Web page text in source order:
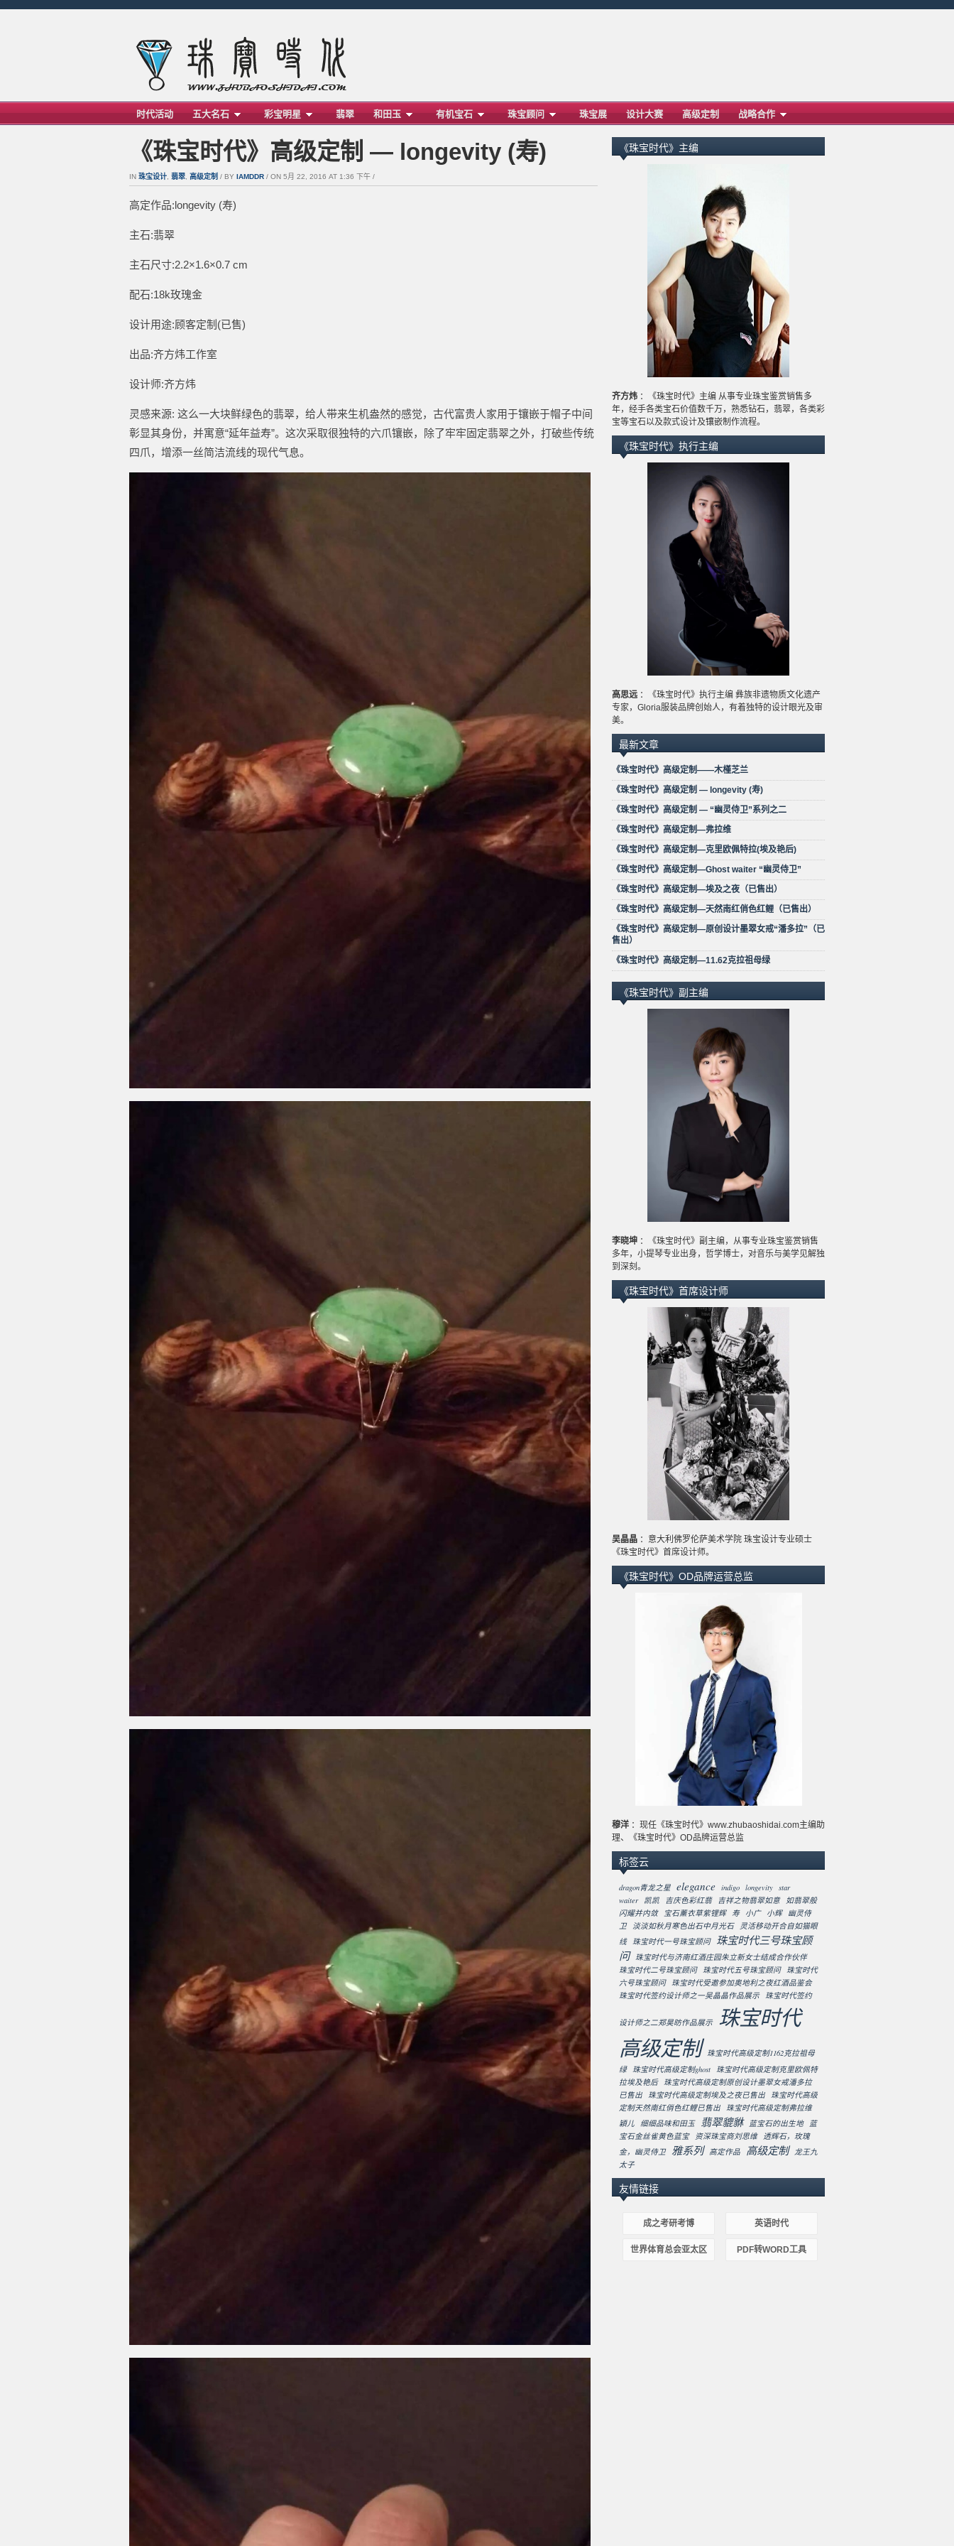
时代活动 五大名石 彩宝明星 翡翠 和田玉 有机宝石 珠宝顾问 珠宝展 设计大赛 高级定制 战略合作
《珠宝时代》高级定制 — longevity (寿)
IN 珠宝设计 翡翠 高级定制 / BY IAMDDR / ON 5月 22, 2016 AT 1:36 下午 /
高定作品:longevity (寿)
主石:翡翠
主石尺寸:2.2×1.6×0.7 cm
配石:18k玫瑰金
设计用途:顾客定制(已售)
出品:齐方炜工作室
设计师:齐方炜
灵感来源: 这么一大块鲜绿色的翡翠，给人带来生机盎然的感觉，古代富贵人家用于镶嵌于帽子中间
彰显其身份，并寓意“延年益寿”。这次采取很独特的六爪镶嵌，除了牢牢固定翡翠之外，打破些传统
四爪，增添一丝简洁流线的现代气息。
《珠宝时代》主编
齐方炜 ：《珠宝时代》主编 从事专业珠宝鉴赏销售多
年，经手各类宝石价值数千万，熟悉钻石，翡翠，各类彩
宝等宝石以及款式设计及镶嵌制作流程。
《珠宝时代》执行主编
高思远 ：《珠宝时代》执行主编 彝族非遗物质文化遗产
专家，Gloria服装品牌创始人，有着独特的设计眼光及审
美。
最新文章
《珠宝时代》高级定制——木槿芝兰
《珠宝时代》高级定制 — longevity (寿)
《珠宝时代》高级定制 — “幽灵侍卫”系列之二
《珠宝时代》高级定制—弗拉维
《珠宝时代》高级定制—克里欧佩特拉(埃及艳后)
《珠宝时代》高级定制—Ghost waiter “幽灵侍卫”
《珠宝时代》高级定制—埃及之夜（已售出）
《珠宝时代》高级定制—天然南红俏色红鲤（已售出）
《珠宝时代》高级定制—原创设计墨翠女戒“潘多拉”（已
售出）
《珠宝时代》高级定制—11.62克拉祖母绿
《珠宝时代》副主编
李晓坤 ：《珠宝时代》副主编，从事专业珠宝鉴赏销售
多年，小提琴专业出身，哲学博士，对音乐与美学见解独
到深刻。
《珠宝时代》首席设计师
吴晶晶 ：意大利佛罗伦萨美术学院 珠宝设计专业硕士
《珠宝时代》首席设计师。
《珠宝时代》OD品牌运营总监
穆洋 ：现任《珠宝时代》www.zhubaoshidai.com主编助
理、《珠宝时代》OD品牌运营总监
标签云
dragon青龙之星 elegance indigo longevity star
waiter
凯凯 吉庆色彩红翡 吉祥之物翡翠如意
如翡翠般
闪耀并内敛
宝石薰衣草紫锂辉 寿 小广 小辉
幽灵侍
卫
淡淡如秋月寒色出石中月光石
灵活移动开合自如猫眼
线 珠宝时代一号珠宝顾问
珠宝时代三号珠宝顾
问 珠宝时代与济南红酒庄园朱立新女士结成合作伙伴
珠宝时代二号珠宝顾问 珠宝时代五号珠宝顾问 珠宝时代
六号珠宝顾问 珠宝时代受邀参加奥地利之夜红酒品鉴会
珠宝时代签约设计师之一吴晶晶作品展示 珠宝时代签约
设计师之二郑昊昉作品展示
珠宝时代
高级定制 珠宝时代高级定制1162克拉祖母
绿 珠宝时代高级定制ghost 珠宝时代高级定制克里欧佩特
拉埃及艳后 珠宝时代高级定制原创设计墨翠女戒潘多拉
已售出 珠宝时代高级定制埃及之夜已售出 珠宝时代高级
定制天然南红俏色红鲤已售出 珠宝时代高级定制弗拉维
穎儿 细细品味和田玉 翡翠貔貅 蓝宝石的出生地
蓝
宝石金丝雀黄色蓝宝
资深珠宝商刘思维
透辉石，玫瑰
金，幽灵侍卫
雅系列 高定作品 高级定制 龙王九
太子
友情链接
成之考研考博 英语时代
世界体育总会亚太区 PDF转WORD工具